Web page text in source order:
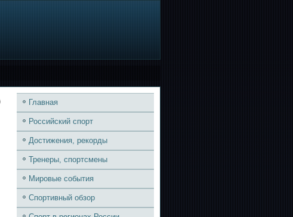
Главная
Российский спорт
Достижения, рекорды
Тренеры, спортсмены
Мировые события
Спортивный обзор